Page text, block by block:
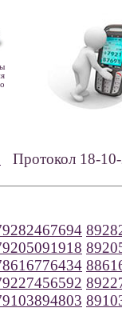
Протокол 18-